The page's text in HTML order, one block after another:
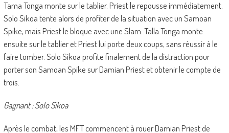
Tama Tonga monte sur le tablier. Priest le repousse immédiatement.
Solo Sikoa tente alors de profiter de la situation avec un Samoan
Spike, mais Priest le bloque avec une Slam. Talla Tonga monte
ensuite sur le tablier et Priest lui porte deux coups, sans réussir à le
faire tomber. Solo Sikoa profite finalement de la distraction pour
porter son Samoan Spike sur Damian Priest et obtenir le compte de
trois.
Gagnant : Solo Sikoa
Après le combat, les MFT commencent à rouer Damian Priest de